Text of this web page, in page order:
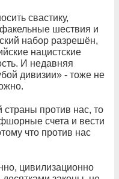
свастику,
шествия и
набор разрешён,
нацистские
И недавняя
дивизии» - тоже не
страны против нас, то
счета и вести
что против нас
цивилизационно